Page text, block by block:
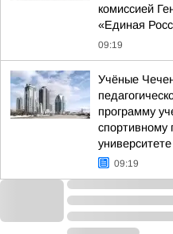
комиссией
«Единая
09:19
Учёные
программу
университете
09:19